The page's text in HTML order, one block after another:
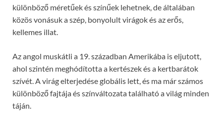
különböző méretűek és színűek lehetnek, de általában
közös vonásuk a szép, bonyolult virágok és az erős,
kellemes illat.
Az angol muskátli a 19. században Amerikába is eljutott,
ahol szintén meghódította a kertészek és a kertbarátok
szívét. A virág elterjedése globális lett, és ma már számos
különböző fajtája és színváltozata található a világ minden
táján.